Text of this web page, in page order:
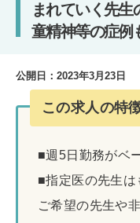
まれていく先
童精神等の症例
公開日： 2023年3月23日
この求人の特
■週5日勤務がベ
■指定医の先生は
ご希望の先生や